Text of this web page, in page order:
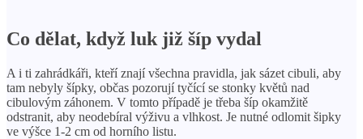
Co dělat, když luk již šíp vydal
A i ti zahrádkáři, kteří znají všechna pravidla, jak sázet cibuli, aby
tam nebyly šípky, občas pozorují tyčící se stonky květů nad
cibulovým záhonem. V tomto případě je třeba šíp okamžitě
odstranit, aby neodebíral výživu a vlhkost. Je nutné odlomit šipky
ve výšce 1-2 cm od horního listu.